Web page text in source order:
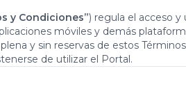
y Condiciones”) regula el acceso y
móviles y demás
y sin reservas de estos
de utilizar el Portal.